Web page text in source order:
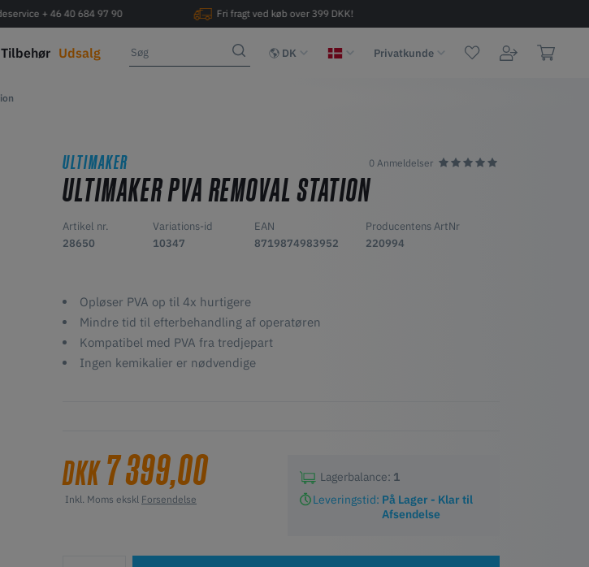
+ 46 40 684 97 90 Fri fragt ved køb over 399 DKK!
Udsalg DK Privatkunde
ULTIMAKER 0 Anmeldelser
ULTIMAKER PVA REMOVAL STATION
Artikel nr.
28650
Variations-id
10347
EAN
8719874983952
Producentens ArtNr
220994
Opløser PVA op til 4x hurtigere
Mindre tid til efterbehandling af operatøren
Kompatibel med PVA fra tredjepart
Ingen kemikalier er nødvendige
DKK7 399,00
Inkl. Moms ekskl Forsendelse
Lagerbalance: 1
Leveringstid: På Lager - Klar til
Afsendelse